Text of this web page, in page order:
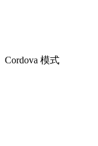
Cordova 模式